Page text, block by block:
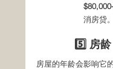
消房贷。
5️⃣ 房
房屋的年龄会影响它